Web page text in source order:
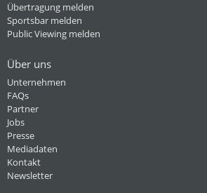
Übertragung melden
Sportsbar melden
Public Viewing melden
Über uns
Unternehmen
FAQs
Partner
Jobs
Presse
Mediadaten
Kontakt
Newsletter